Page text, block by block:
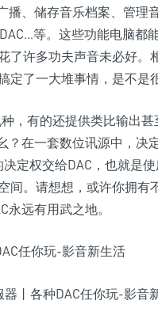
、储存音乐档案、管理
等。这些功能电脑都
许多功夫声音未必好。
定了一大堆事情，是不是
，有的还提供类比输出甚
？在一套数位讯源中，决
定权交给DAC，也就是
。请想想，或许你拥有
远有用武之地。